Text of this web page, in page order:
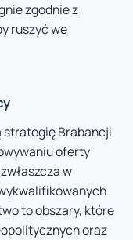
zgodnie z
ruszyć we
strategię Brabancji
oferty
w
to obszary, które
oraz